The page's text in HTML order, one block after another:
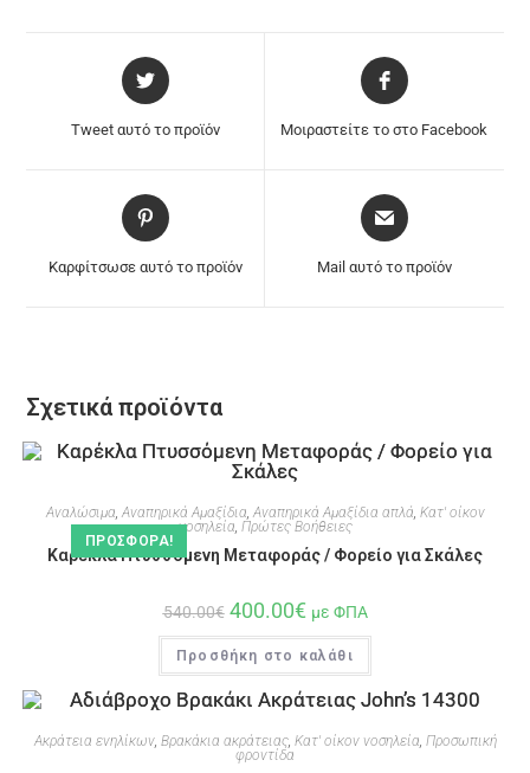
Tweet αυτό το προϊόν Μοιραστείτε το στο Facebook
Καρφίτσωσε αυτό το προϊόν Mail αυτό το προϊόν
Σχετικά προϊόντα
ΠΡΟΣΦΟΡΆ!
Αναλώσιμα Αναπηρικά Αμαξίδια Αναπηρικά Αμαξίδια απλά Κατ' οίκον
νοσηλεία Πρώτες Βοήθειες
Καρέκλα Πτυσσόμενη Μεταφοράς / Φορείο για Σκάλες
540.00€ 400.00€ με ΦΠΑ
Προσθήκη στο καλάθι
Ακράτεια ενηλίκων, Βρακάκια ακράτειας, Κατ' οίκον νοσηλεία, Προσωπική
φροντίδα